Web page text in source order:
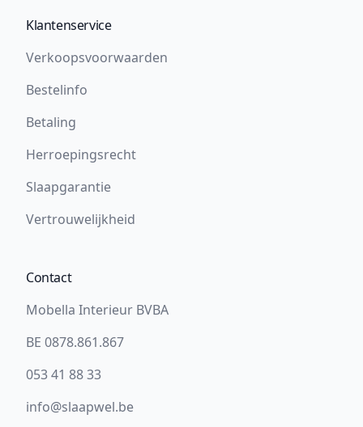
Klantenservice
Verkoopsvoorwaarden
Bestelinfo
Betaling
Herroepingsrecht
Slaapgarantie
Vertrouwelijkheid
Contact
Mobella Interieur BVBA
BE 0878.861.867
053 41 88 33
info@slaapwel.be